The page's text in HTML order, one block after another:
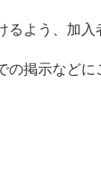
よう、加
掲示など